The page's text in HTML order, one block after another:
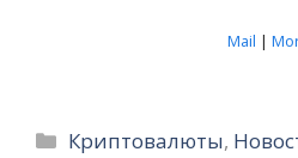
Mail |
Рубрики
Криптовалюты,